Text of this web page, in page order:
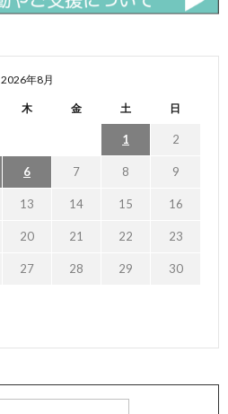
2026年8月
木 金 土 日
1 2
6 7 8 9
13 14 15 16
20 21 22 23
27 28 29 30